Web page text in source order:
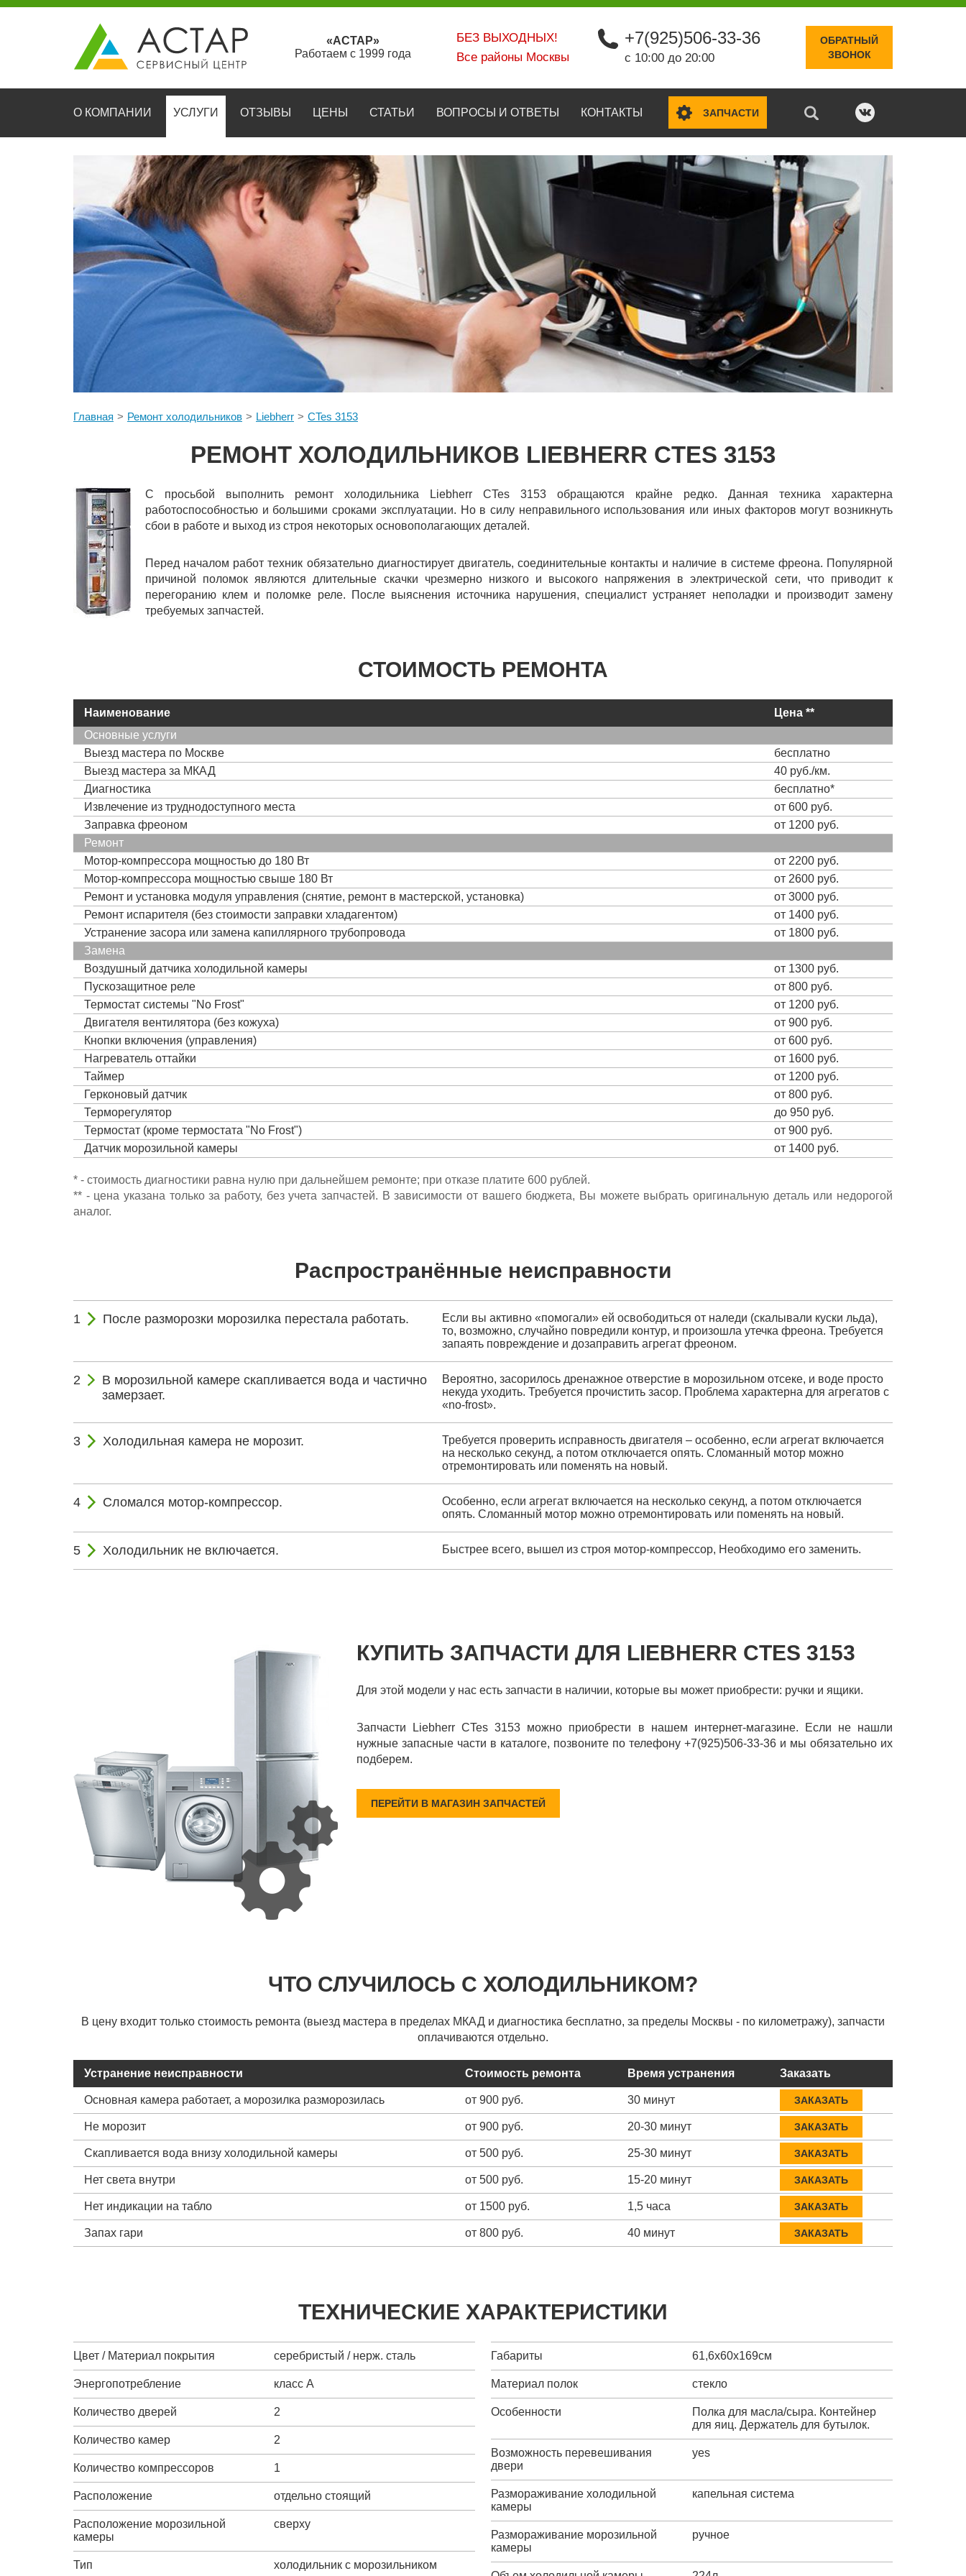
«АСТАР»
Работаем с 1999 года
БЕЗ ВЫХОДНЫХ!
Все районы Москвы
+7(925)506-33-36
с 10:00 до 20:00
ОБРАТНЫЙ
ЗВОНОК
О КОМПАНИИ УСЛУГИ ОТЗЫВЫ ЦЕНЫ СТАТЬИ ВОПРОСЫ И ОТВЕТЫ КОНТАКТЫ ЗАПЧАСТИ
Главная Ремонт холодильников Liebherr CTes 3153
РЕМОНТ ХОЛОДИЛЬНИКОВ LIEBHERR CTES 3153
С просьбой выполнить ремонт холодильника Liebherr CTes 3153 обращаются крайне редко. Данная техника характерна
работоспособностью и большими сроками эксплуатации. Но в силу неправильного использования или иных факторов могут возникнуть
сбои в работе и выход из строя некоторых основополагающих деталей.
Перед началом работ техник обязательно диагностирует двигатель, соединительные контакты и наличие в системе фреона. Популярной
причиной поломок являются длительные скачки чрезмерно низкого и высокого напряжения в электрической сети, что приводит к
перегоранию клем и поломке реле. После выяснения источника нарушения, специалист устраняет неполадки и производит замену
требуемых запчастей.
СТОИМОСТЬ РЕМОНТА
Наименование
Цена **
Основные услуги
Выезд мастера по Москве
бесплатно
Выезд мастера за МКАД
40 руб./км.
Диагностика
бесплатно*
Извлечение из труднодоступного места
от 600 руб.
Заправка фреоном
от 1200 руб.
Ремонт
Мотор-компрессора мощностью до 180 Вт
от 2200 руб.
Мотор-компрессора мощностью свыше 180 Вт
от 2600 руб.
Ремонт и установка модуля управления (снятие, ремонт в мастерской, установка)
от 3000 руб.
Ремонт испарителя (без стоимости заправки хладагентом)
от 1400 руб.
Устранение засора или замена капиллярного трубопровода
от 1800 руб.
Замена
Воздушный датчика холодильной камеры
от 1300 руб.
Пускозащитное реле
от 800 руб.
Термостат системы "No Frost"
от 1200 руб.
Двигателя вентилятора (без кожуха)
от 900 руб.
Кнопки включения (управления)
от 600 руб.
Нагреватель оттайки
от 1600 руб.
Таймер
от 1200 руб.
Герконовый датчик
от 800 руб.
Терморегулятор
до 950 руб.
Термостат (кроме термостата "No Frost")
от 900 руб.
Датчик морозильной камеры
от 1400 руб.
* - стоимость диагностики равна нулю при дальнейшем ремонте; при отказе платите 600 рублей.
** - цена указана только за работу, без учета запчастей. В зависимости от вашего бюджета, Вы можете выбрать оригинальную деталь или недорогой
аналог.
Распространённые неисправности
После разморозки морозилка перестала работать.
Если вы активно «помогали» ей освободиться от наледи (скалывали куски льда),
то, возможно, случайно повредили контур, и произошла утечка фреона. Требуется
запаять повреждение и дозаправить агрегат фреоном.
В морозильной камере скапливается вода и частично
замерзает.
Вероятно, засорилось дренажное отверстие в морозильном отсеке, и воде просто
некуда уходить. Требуется прочистить засор. Проблема характерна для агрегатов с
«no-frost».
Холодильная камера не морозит.
Требуется проверить исправность двигателя – особенно, если агрегат включается
на несколько секунд, а потом отключается опять. Сломанный мотор можно
отремонтировать или поменять на новый.
Сломался мотор-компрессор.
Особенно, если агрегат включается на несколько секунд, а потом отключается
опять. Сломанный мотор можно отремонтировать или поменять на новый.
Холодильник не включается. Быстрее всего, вышел из строя мотор-компрессор, Необходимо его заменить.
КУПИТЬ ЗАПЧАСТИ ДЛЯ LIEBHERR CTES 3153
Для этой модели у нас есть запчасти в наличии, которые вы может приобрести: ручки и ящики.
Запчасти Liebherr CTes 3153 можно приобрести в нашем интернет-магазине. Если не нашли
нужные запасные части в каталоге, позвоните по телефону +7(925)506-33-36 и мы обязательно их
подберем.
ПЕРЕЙТИ В МАГАЗИН ЗАПЧАСТЕЙ
ЧТО СЛУЧИЛОСЬ С ХОЛОДИЛЬНИКОМ?
В цену входит только стоимость ремонта (выезд мастера в пределах МКАД и диагностика бесплатно, за пределы Москвы - по километражу), запчасти
оплачиваются отдельно.
Устранение неисправности Стоимость ремонта Время устранения Заказать
Основная камера работает, а морозилка разморозилась от 900 руб. 30 минут ЗАКАЗАТЬ
Не морозит от 900 руб. 20-30 минут ЗАКАЗАТЬ
Скапливается вода внизу холодильной камеры от 500 руб. 25-30 минут ЗАКАЗАТЬ
Нет света внутри от 500 руб. 15-20 минут ЗАКАЗАТЬ
Нет индикации на табло от 1500 руб. 1,5 часа ЗАКАЗАТЬ
Запах гари от 800 руб. 40 минут ЗАКАЗАТЬ
ТЕХНИЧЕСКИЕ ХАРАКТЕРИСТИКИ
Цвет / Материал покрытия серебристый / нерж. сталь
Энергопотребление класс A
Количество дверей 2
Количество камер 2
Количество компрессоров 1
Расположение отдельно стоящий
Расположение морозильной
камеры
сверху
Тип холодильник с морозильником
Габариты 61,6х60х169см
Материал полок стекло
Особенности
Полка для масла/сыра. Контейнер
для яиц. Держатель для бутылок.
Возможность перевешивания
двери
yes
Размораживание холодильной
камеры
капельная система
Размораживание морозильной
камеры
ручное